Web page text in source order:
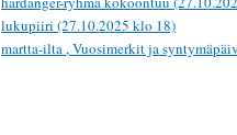
lukupiiri (27.10.2025 klo 18)
martta-ilta , Vuosimerkit ja